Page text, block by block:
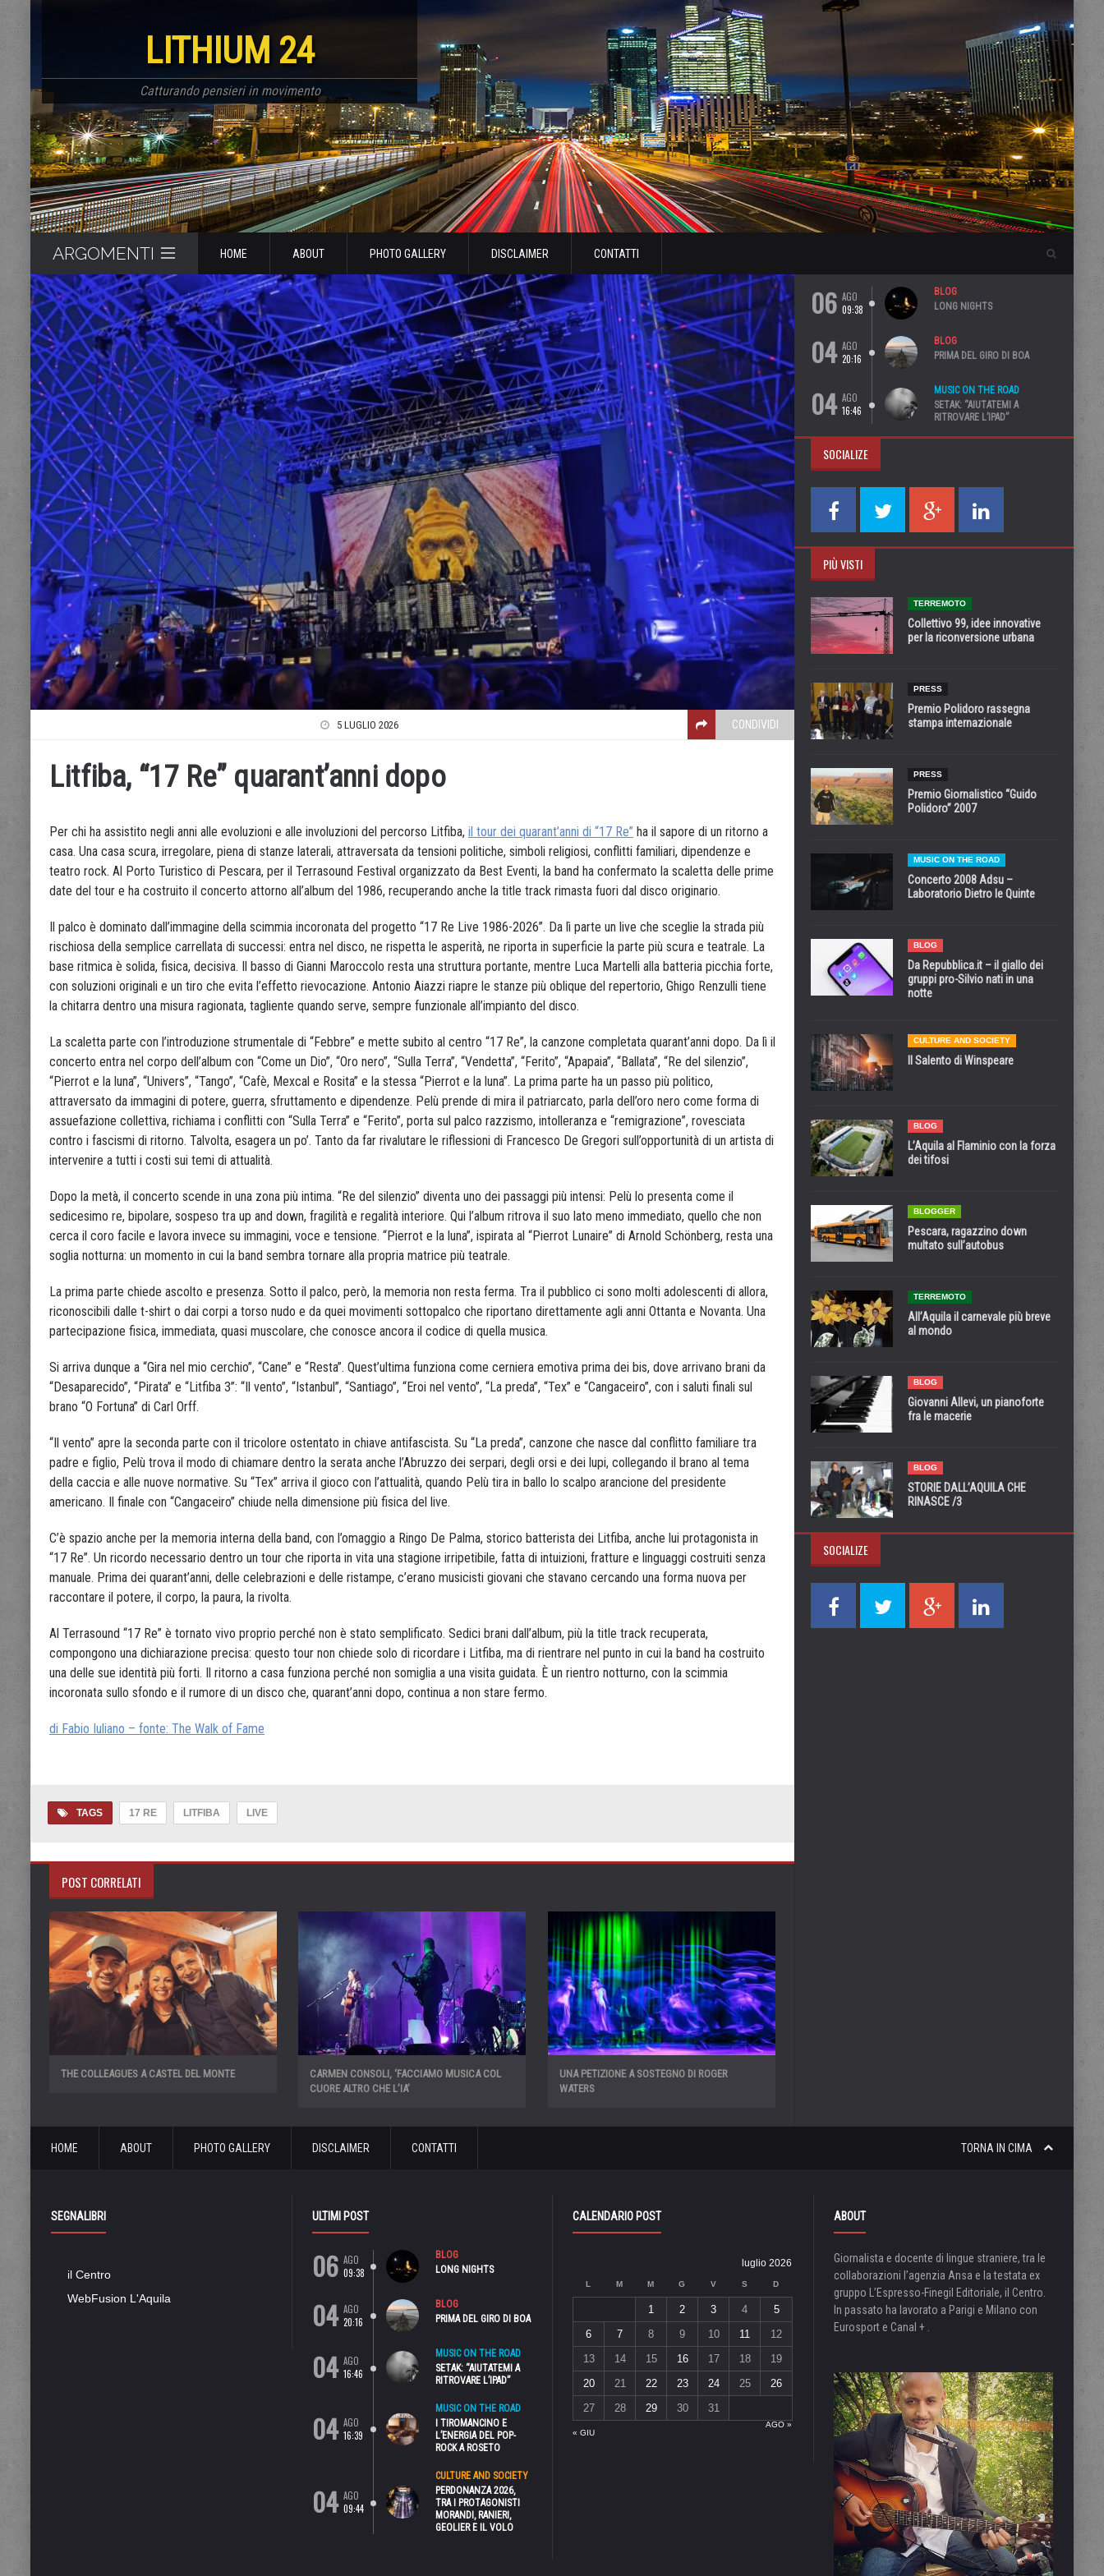
LITHIUM 24
Catturando pensieri in movimento
ARGOMENTI HOME ABOUT PHOTO GALLERY DISCLAIMER CONTATTI
5 LUGLIO 2026 CONDIVIDI
Litfiba, “17 Re” quarant’anni dopo
Per chi ha assistito negli anni alle evoluzioni e alle involuzioni del percorso Litfiba, il tour dei quarant’anni di “17 Re” ha il sapore di un ritorno a
casa. Una casa scura, irregolare, piena di stanze laterali, attraversata da tensioni politiche, simboli religiosi, conflitti familiari, dipendenze e
teatro rock. Al Porto Turistico di Pescara, per il Terrasound Festival organizzato da Best Eventi, la band ha confermato la scaletta delle prime
date del tour e ha costruito il concerto attorno all’album del 1986, recuperando anche la title track rimasta fuori dal disco originario.
Il palco è dominato dall’immagine della scimmia incoronata del progetto “17 Re Live 1986-2026”. Da lì parte un live che sceglie la strada più
rischiosa della semplice carrellata di successi: entra nel disco, ne rispetta le asperità, ne riporta in superficie la parte più scura e teatrale. La
base ritmica è solida, fisica, decisiva. Il basso di Gianni Maroccolo resta una struttura portante, mentre Luca Martelli alla batteria picchia forte,
con soluzioni originali e un tiro che evita l’effetto rievocazione. Antonio Aiazzi riapre le stanze più oblique del repertorio, Ghigo Renzulli tiene
la chitarra dentro una misura ragionata, tagliente quando serve, sempre funzionale all’impianto del disco.
La scaletta parte con l’introduzione strumentale di “Febbre” e mette subito al centro “17 Re”, la canzone completata quarant’anni dopo. Da lì il
concerto entra nel corpo dell’album con “Come un Dio”, “Oro nero”, “Sulla Terra”, “Vendetta”, “Ferito”, “Apapaia”, “Ballata”, “Re del silenzio”,
“Pierrot e la luna”, “Univers”, “Tango”, “Cafè, Mexcal e Rosita” e la stessa “Pierrot e la luna”. La prima parte ha un passo più politico,
attraversato da immagini di potere, guerra, sfruttamento e dipendenze. Pelù prende di mira il patriarcato, parla dell’oro nero come forma di
assuefazione collettiva, richiama i conflitti con “Sulla Terra” e “Ferito”, porta sul palco razzismo, intolleranza e “remigrazione”, rovesciata
contro i fascismi di ritorno. Talvolta, esagera un po’. Tanto da far rivalutare le riflessioni di Francesco De Gregori sull’opportunità di un artista di
intervenire a tutti i costi sui temi di attualità.
Dopo la metà, il concerto scende in una zona più intima. “Re del silenzio” diventa uno dei passaggi più intensi: Pelù lo presenta come il
sedicesimo re, bipolare, sospeso tra up and down, fragilità e regalità interiore. Qui l’album ritrova il suo lato meno immediato, quello che non
cerca il coro facile e lavora invece su immagini, voce e tensione. “Pierrot e la luna”, ispirata al “Pierrot Lunaire” di Arnold Schönberg, resta una
soglia notturna: un momento in cui la band sembra tornare alla propria matrice più teatrale.
La prima parte chiede ascolto e presenza. Sotto il palco, però, la memoria non resta ferma. Tra il pubblico ci sono molti adolescenti di allora,
riconoscibili dalle t-shirt o dai corpi a torso nudo e da quei movimenti sottopalco che riportano direttamente agli anni Ottanta e Novanta. Una
partecipazione fisica, immediata, quasi muscolare, che conosce ancora il codice di quella musica.
Si arriva dunque a “Gira nel mio cerchio”, “Cane” e “Resta”. Quest’ultima funziona come cerniera emotiva prima dei bis, dove arrivano brani da
“Desaparecido”, “Pirata” e “Litfiba 3”: “Il vento”, “Istanbul”, “Santiago”, “Eroi nel vento”, “La preda”, “Tex” e “Cangaceiro”, con i saluti finali sul
brano “O Fortuna” di Carl Orff.
“Il vento” apre la seconda parte con il tricolore ostentato in chiave antifascista. Su “La preda”, canzone che nasce dal conflitto familiare tra
padre e figlio, Pelù trova il modo di chiamare dentro la serata anche l’Abruzzo dei serpari, degli orsi e dei lupi, collegando il brano al tema
della caccia e alle nuove normative. Su “Tex” arriva il gioco con l’attualità, quando Pelù tira in ballo lo scalpo arancione del presidente
americano. Il finale con “Cangaceiro” chiude nella dimensione più fisica del live.
C’è spazio anche per la memoria interna della band, con l’omaggio a Ringo De Palma, storico batterista dei Litfiba, anche lui protagonista in
“17 Re”. Un ricordo necessario dentro un tour che riporta in vita una stagione irripetibile, fatta di intuizioni, fratture e linguaggi costruiti senza
manuale. Prima dei quarant’anni, delle celebrazioni e delle ristampe, c’erano musicisti giovani che stavano cercando una forma nuova per
raccontare il potere, il corpo, la paura, la rivolta.
Al Terrasound “17 Re” è tornato vivo proprio perché non è stato semplificato. Sedici brani dall’album, più la title track recuperata,
compongono una dichiarazione precisa: questo tour non chiede solo di ricordare i Litfiba, ma di rientrare nel punto in cui la band ha costruito
una delle sue identità più forti. Il ritorno a casa funziona perché non somiglia a una visita guidata. È un rientro notturno, con la scimmia
incoronata sullo sfondo e il rumore di un disco che, quarant’anni dopo, continua a non stare fermo.
di Fabio Iuliano – fonte: The Walk of Fame
TAGS 17 RE LITFIBA LIVE
POST CORRELATI
THE COLLEAGUES A CASTEL DEL MONTE
CARMEN CONSOLI, ‘FACCIAMO MUSICA COL
CUORE ALTRO CHE L’IA’
UNA PETIZIONE A SOSTEGNO DI ROGER
WATERS
06 AGO
09:38
BLOG
LONG NIGHTS
04 AGO
20:16
BLOG
PRIMA DEL GIRO DI BOA
04 AGO
16:46
MUSIC ON THE ROAD
SETAK: “AIUTATEMI A
RITROVARE L’IPAD”
SOCIALIZE
PIÙ VISTI
TERREMOTO
Collettivo 99, idee innovative
per la riconversione urbana
PRESS
Premio Polidoro rassegna
stampa internazionale
PRESS
Premio Giornalistico “Guido
Polidoro” 2007
MUSIC ON THE ROAD
Concerto 2008 Adsu –
Laboratorio Dietro le Quinte
BLOG
Da Repubblica.it – il giallo dei
gruppi pro-Silvio nati in una
notte
CULTURE AND SOCIETY
Il Salento di Winspeare
BLOG
L’Aquila al Flaminio con la forza
dei tifosi
BLOGGER
Pescara, ragazzino down
multato sull’autobus
TERREMOTO
All’Aquila il carnevale più breve
al mondo
BLOG
Giovanni Allevi, un pianoforte
fra le macerie
BLOG
STORIE DALL’AQUILA CHE
RINASCE /3
SOCIALIZE
TORNA IN CIMA
HOME ABOUT PHOTO GALLERY DISCLAIMER CONTATTI
SEGNALIBRI
il Centro
WebFusion L'Aquila
ULTIMI POST
06 AGO
09:38
BLOG
LONG NIGHTS
04 AGO
20:16
BLOG
PRIMA DEL GIRO DI BOA
04 AGO
16:46
MUSIC ON THE ROAD
SETAK: “AIUTATEMI A
RITROVARE L’IPAD”
04 AGO
16:39
MUSIC ON THE ROAD
I TIROMANCINO E
L’ENERGIA DEL POP-
ROCK A ROSETO
04 AGO
09:44
CULTURE AND SOCIETY
PERDONANZA 2026,
TRA I PROTAGONISTI
MORANDI, RANIERI,
GEOLIER E IL VOLO
CALENDARIO POST
luglio 2026
L M M G V S D
« GIU
AGO »
1 2 3 4
5
6
7 8 9 10 11
12
13
14 15 16 17 18
19
20
21 22 23 24 25
26
27
28 29 30 31
ABOUT
Giornalista e docente di lingue straniere, tra le
collaborazioni l’agenzia Ansa e la testata ex
gruppo L’Espresso-Finegil Editoriale, il Centro.
In passato ha lavorato a Parigi e Milano con
Eurosport e Canal + .